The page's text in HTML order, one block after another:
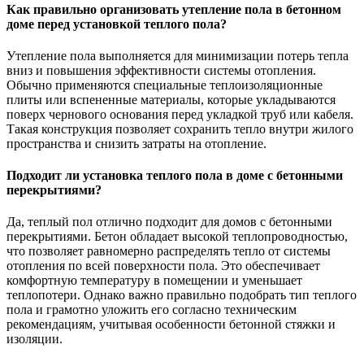
Как правильно организовать утепление пола в бетонном
доме перед установкой теплого пола?
Утепление пола выполняется для минимизации потерь тепла
вниз и повышения эффективности системы отопления.
Обычно применяются специальные теплоизоляционные
плиты или вспененные материалы, которые укладываются
поверх чернового основания перед укладкой труб или кабеля.
Такая конструкция позволяет сохранить тепло внутри жилого
пространства и снизить затраты на отопление.
Подходит ли установка теплого пола в доме с бетонными
перекрытиями?
Да, теплый пол отлично подходит для домов с бетонными
перекрытиями. Бетон обладает высокой теплопроводностью,
что позволяет равномерно распределять тепло от системы
отопления по всей поверхности пола. Это обеспечивает
комфортную температуру в помещении и уменьшает
теплопотери. Однако важно правильно подобрать тип теплого
пола и грамотно уложить его согласно техническим
рекомендациям, учитывая особенности бетонной стяжки и
изоляции.